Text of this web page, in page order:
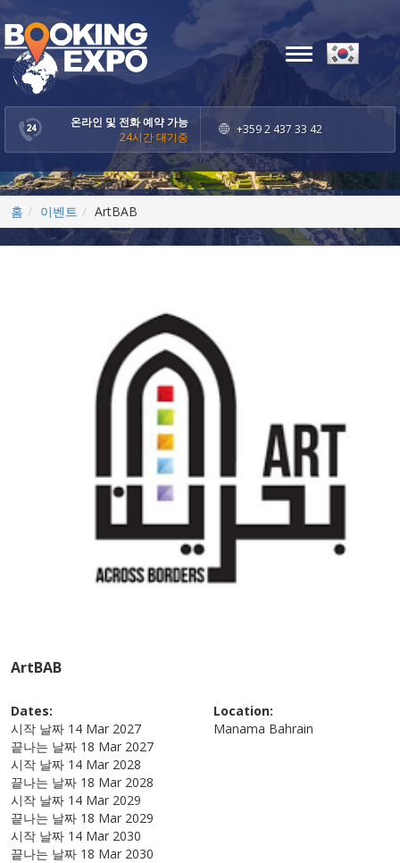
온라인 및 전화 예약 가능
24시간 대기중
+359 2 437 33 42
Toggle
navigation
홈 이벤트 ArtBAB
ArtBAB
Dates:
시작 날짜 14 Mar 2027
끝나는 날짜 18 Mar 2027
시작 날짜 14 Mar 2028
끝나는 날짜 18 Mar 2028
시작 날짜 14 Mar 2029
끝나는 날짜 18 Mar 2029
시작 날짜 14 Mar 2030
끝나는 날짜 18 Mar 2030
Location:
Manama Bahrain